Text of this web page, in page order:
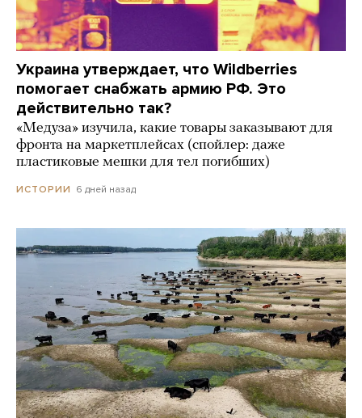
Украина утверждает, что Wildberries
помогает снабжать армию РФ. Это
действительно так?
«Медуза» изучила, какие товары заказывают для
фронта на маркетплейсах (спойлер: даже
пластиковые мешки для тел погибших)
ИСТОРИИ 6 дней назад